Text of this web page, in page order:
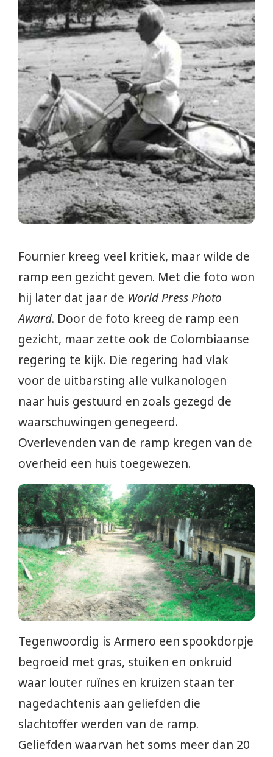
Fournier kreeg veel kritiek, maar wilde de
ramp een gezicht geven. Met die foto won
hij later dat jaar de World Press Photo
Award. Door de foto kreeg de ramp een
gezicht, maar zette ook de Colombiaanse
regering te kijk. Die regering had vlak
voor de uitbarsting alle vulkanologen
naar huis gestuurd en zoals gezegd de
waarschuwingen genegeerd.
Overlevenden van de ramp kregen van de
overheid een huis toegewezen.
Tegenwoordig is Armero een spookdorpje
begroeid met gras, stuiken en onkruid
waar louter ruïnes en kruizen staan ter
nagedachtenis aan geliefden die
slachtoffer werden van de ramp.
Geliefden waarvan het soms meer dan 20